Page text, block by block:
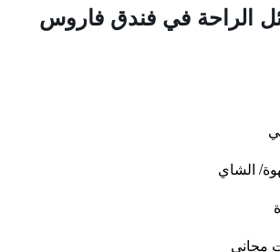
الراحة في فندق فاروس
الشاي
مجاني